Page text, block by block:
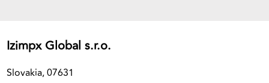
Izimpx Global s.r.o.
Slovakia, 07631